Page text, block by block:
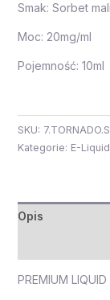
Smak: Sorbet
Moc: 20mg/ml
Pojemność: 10ml
SKU:
Kategorie: E-
Opis
PREMIUM